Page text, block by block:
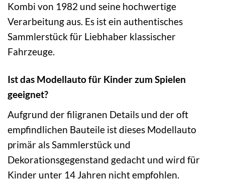
Kombi von 1982 und seine hochwertige
Verarbeitung aus. Es ist ein authentisches
Sammlerstück für Liebhaber klassischer
Fahrzeuge.
Ist das Modellauto für Kinder zum Spielen
geeignet?
Aufgrund der filigranen Details und der oft
empfindlichen Bauteile ist dieses Modellauto
primär als Sammlerstück und
Dekorationsgegenstand gedacht und wird für
Kinder unter 14 Jahren nicht empfohlen.